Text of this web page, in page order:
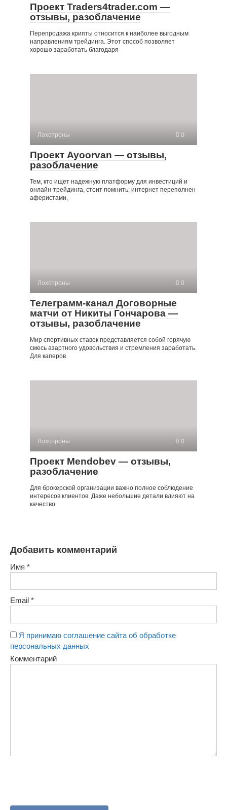
Проект Traders4trader.com —
отзывы, разоблачение
Перепродажа крипты относится к наиболее выгодным
направлениям трейдинга. Этот способ позволяет
хорошо заработать благодаря
Лохотроны 0
Проект Ayoorvan — отзывы,
разоблачение
Тем, кто ищет надежную платформу для инвестиций и
онлайн-трейдинга, стоит помнить: интернет переполнен
аферистами,
Лохотроны 0
Телеграмм-канал Договорные
матчи от Никиты Гончарова —
отзывы, разоблачение
Мир спортивных ставок представляется собой горячую
смесь азартного удовольствия и стремления заработать.
Для каперов
Лохотроны 0
Проект Mendobev — отзывы,
разоблачение
Для брокерской организации важно полное соблюдение
интересов клиентов. Даже небольшие детали влияют на
качество
Добавить комментарий
Имя *
Email *
Я принимаю соглашение сайта об обработке
персональных данных
Комментарий